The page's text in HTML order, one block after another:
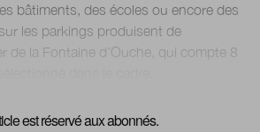
bâtiments, des écoles ou encore des
les parkings produisent de
de la Fontaine d’Ouche, qui compte 8
est réservé aux abonnés.